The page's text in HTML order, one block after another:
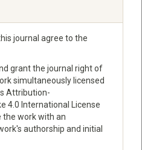
journal agree to the
grant the journal right of
simultaneously licensed
Attribution-
4.0 International License
work with an
authorship and initial